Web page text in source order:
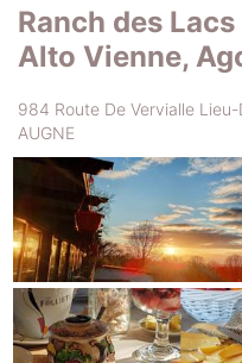
Ranch des
Alto Vienne,
984 Route De Vervialle
AUGNE